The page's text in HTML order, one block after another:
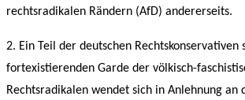
rechtsradikalen Rändern (AfD) andererseits.
2. Ein Teil der deutschen Rechtskonservativen
fortexistierenden Garde der völkisch-
Rechtsradikalen wendet sich in Anlehnung an